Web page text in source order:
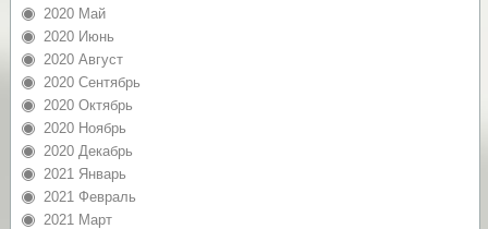
2020 Май
2020 Июнь
2020 Август
2020 Сентябрь
2020 Октябрь
2020 Ноябрь
2020 Декабрь
2021 Январь
2021 Февраль
2021 Март